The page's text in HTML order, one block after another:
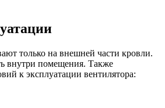
только на внешней части кровли.
внутри помещения. Также
к эксплуатации вентилятора: